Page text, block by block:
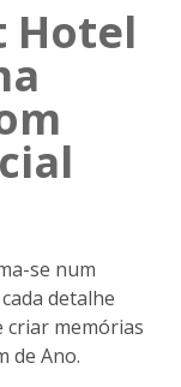
Hotel
se num
detalhe
criar memórias
de Ano.